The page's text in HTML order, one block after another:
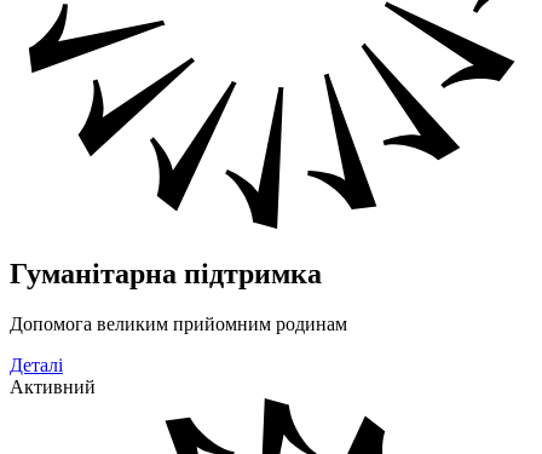
Гуманітарна підтримка
Допомога великим прийомним родинам
Деталі
Активний